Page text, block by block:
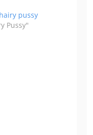
pussy
Pussy"